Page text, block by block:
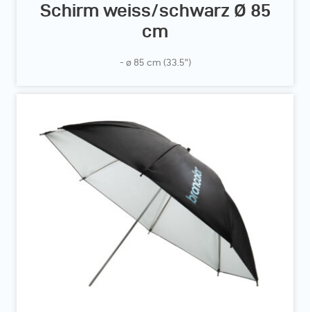
Schirm weiss/schwarz Ø 85
cm
- ø 85 cm (33.5”)